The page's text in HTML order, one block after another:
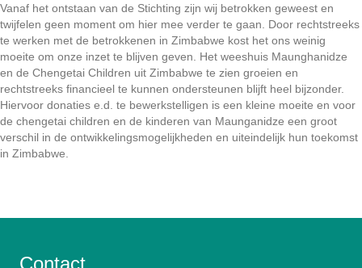
Vanaf het ontstaan van de Stichting zijn wij betrokken geweest en
twijfelen geen moment om hier mee verder te gaan. Door rechtstreeks
te werken met de betrokkenen in Zimbabwe kost het ons weinig
moeite om onze inzet te blijven geven. Het weeshuis Maunghanidze
en de Chengetai Children uit Zimbabwe te zien groeien en
rechtstreeks financieel te kunnen ondersteunen blijft heel bijzonder.
Hiervoor donaties e.d. te bewerkstelligen is een kleine moeite en voor
de chengetai children en de kinderen van Maunganidze een groot
verschil in de ontwikkelingsmogelijkheden en uiteindelijk hun toekomst
in Zimbabwe.